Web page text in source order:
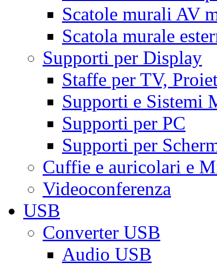
Scatole murali AV
Scatola murale
Supporti per Display
Staffe per TV,
Supporti e Sistemi
Supporti per PC
Supporti per
Cuffie e auricolari e
Videoconferenza
USB
Converter USB
Audio USB